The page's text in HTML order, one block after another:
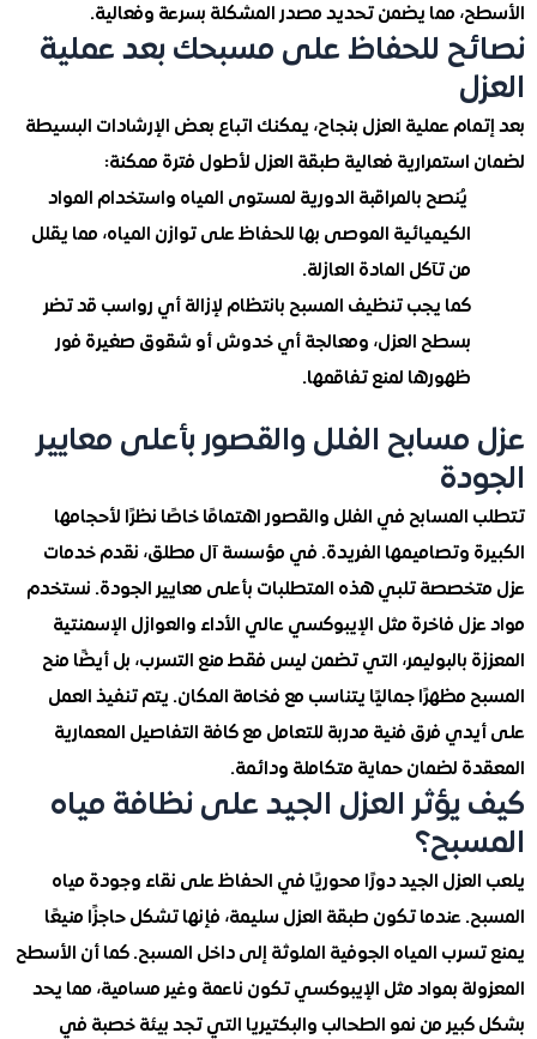
مما يضمن تحديد مصدر المشكلة بسرعة وفعالية.
للحفاظ على مسبحك بعد عملية
عملية العزل بنجاح، يمكنك اتباع بعض الإرشادات البسيطة
فعالية طبقة العزل لأطول فترة ممكنة:
يُنصح بالمراقبة الدورية لمستوى المياه واستخدام المواد
الكيميائية الموصى بها للحفاظ على توازن المياه، مما يقلل
من تآكل المادة العازلة.
كما يجب تنظيف المسبح بانتظام لإزالة أي رواسب قد تضر
بسطح العزل، ومعالجة أي خدوش أو شقوق صغيرة فور
ظهورها لمنع تفاقمها.
الفلل والقصور بأعلى معايير
في الفلل والقصور اهتمامًا خاصًا نظرًا لأحجامها
وتصاميمها الفريدة. في مؤسسة آل مطلق، نقدم خدمات
تلبي هذه المتطلبات بأعلى معايير الجودة. نستخدم
فاخرة مثل الإيبوكسي عالي الأداء والعوازل الإسمنتية
بالبوليمر، التي تضمن ليس فقط منع التسرب، بل أيضًا منح
مظهرًا جماليًا يتناسب مع فخامة المكان. يتم تنفيذ العمل
فرق فنية مدربة للتعامل مع كافة التفاصيل المعمارية
لضمان حماية متكاملة ودائمة.
العزل الجيد على نظافة مياه
الجيد دورًا محوريًا في الحفاظ على نقاء وجودة مياه
عندما تكون طبقة العزل سليمة، فإنها تشكل حاجزًا منيعًا
المياه الجوفية الملوثة إلى داخل المسبح. كما أن الأسطح
بمواد مثل الإيبوكسي تكون ناعمة وغير مسامية، مما يحد
من نمو الطحالب والبكتيريا التي تجد بيئة خصبة في